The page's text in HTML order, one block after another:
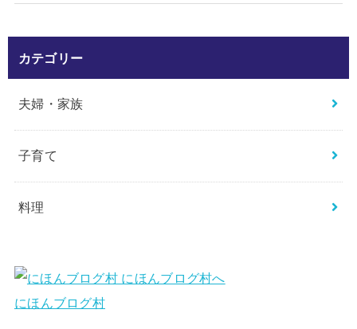
カテゴリー
夫婦・家族
子育て
料理
にほんブログ村